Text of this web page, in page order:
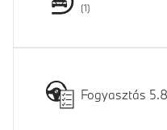
Fogyasztás